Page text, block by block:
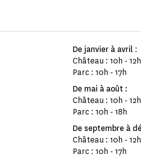
De janvier à avril :
Château : 10h -
Parc : 10h - 17h
De mai à août :
Château : 10h -
Parc : 10h - 18h
De septembre à
Château : 10h -
Parc : 10h - 17h